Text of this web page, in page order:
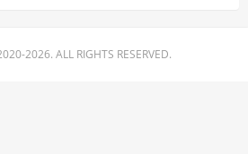
2026. ALL RIGHTS RESERVED.